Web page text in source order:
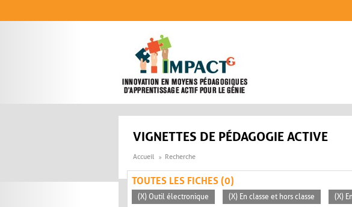
VIGNETTES DE PÉDAGOGIE ACTIVE
Accueil Recherche
TOUTES LES FICHES (0)
(X) Outil électronique (X) En classe et hors classe (X)